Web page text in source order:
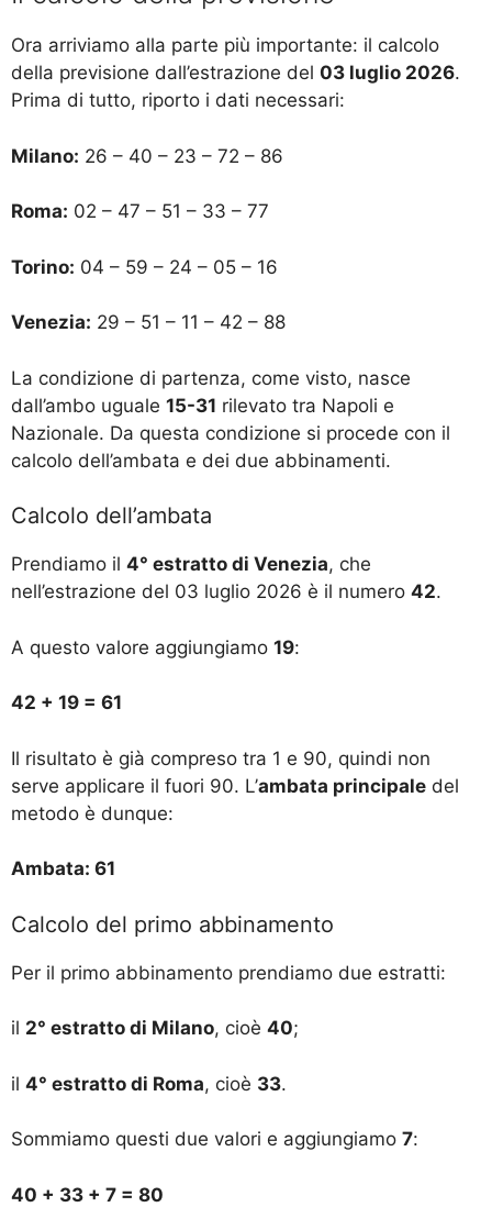
Ora arriviamo alla parte più importante: il calcolo
della previsione dall’estrazione del 03 luglio 2026.
Prima di tutto, riporto i dati necessari:
Milano: 26 – 40 – 23 – 72 – 86
Roma: 02 – 47 – 51 – 33 – 77
Torino: 04 – 59 – 24 – 05 – 16
Venezia: 29 – 51 – 11 – 42 – 88
La condizione di partenza, come visto, nasce
dall’ambo uguale 15-31 rilevato tra Napoli e
Nazionale. Da questa condizione si procede con il
calcolo dell’ambata e dei due abbinamenti.
Calcolo dell’ambata
Prendiamo il 4° estratto di Venezia, che
nell’estrazione del 03 luglio 2026 è il numero 42.
A questo valore aggiungiamo 19:
42 + 19 = 61
Il risultato è già compreso tra 1 e 90, quindi non
serve applicare il fuori 90. L’ambata principale del
metodo è dunque:
Ambata: 61
Calcolo del primo abbinamento
Per il primo abbinamento prendiamo due estratti:
il 2° estratto di Milano, cioè 40;
il 4° estratto di Roma, cioè 33.
Sommiamo questi due valori e aggiungiamo 7:
40 + 33 + 7 = 80